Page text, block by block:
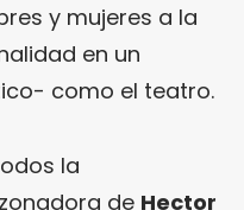
y mujeres a la
en un
como el teatro.
la
de Hector